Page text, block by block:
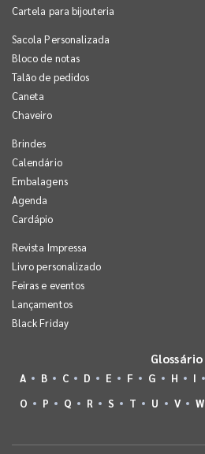
Cartela para bijouteria
Sacola Personalizada
Bloco de notas
Talão de pedidos
Caneta
Chaveiro
Brindes
Calendário
Embalagens
Agenda
Cardápio
Revista Impressa
Livro personalizado
Feiras e eventos
Lançamentos
Black Friday
Glossário
A B C D E F G H I
O
P Q R S T U V W